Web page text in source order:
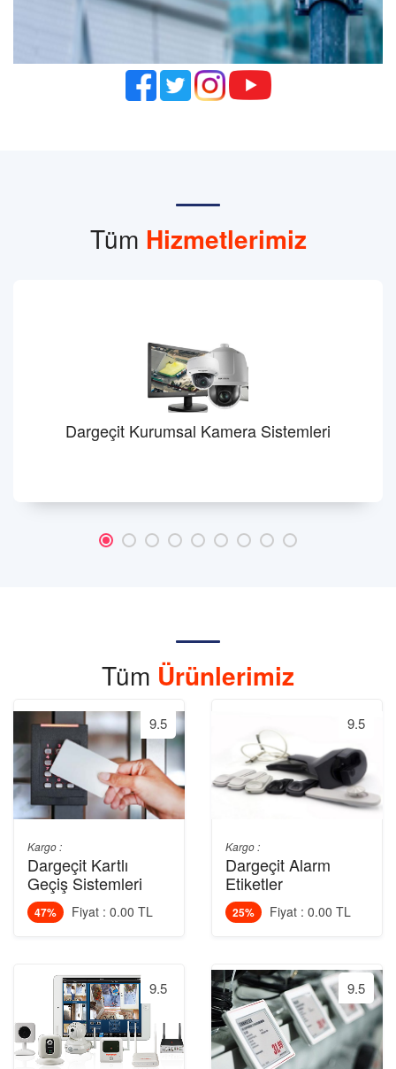
Tüm Hizmetlerimiz
Dargeçit Kurumsal Kamera Sistemleri
Tüm Ürünlerimiz
9.5
Kargo :
Dargeçit Kartlı
Geçiş Sistemleri
47% Fiyat : 0.00 TL
9.5
9.5
Kargo :
Dargeçit Alarm
Etiketler
25% Fiyat : 0.00 TL
9.5